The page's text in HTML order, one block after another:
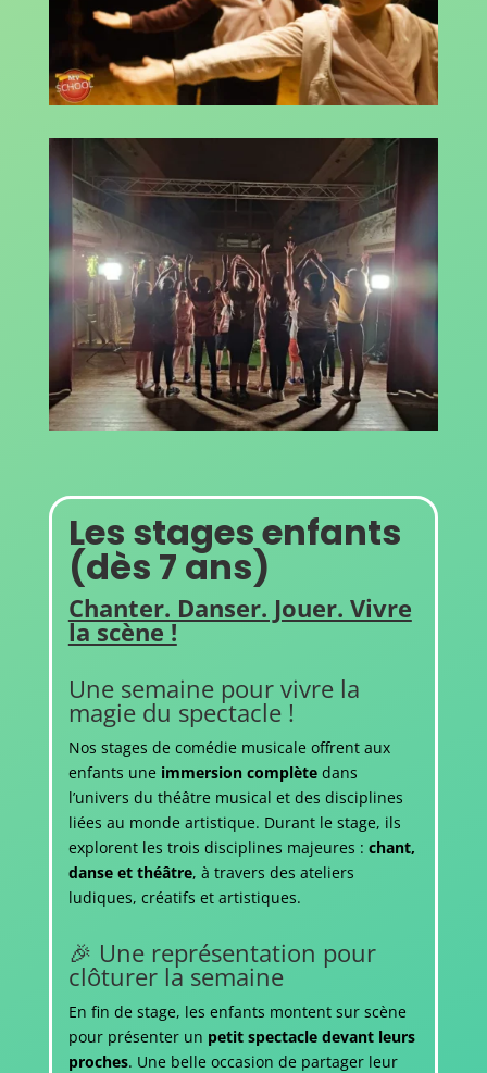
Les stages enfants
(dès 7 ans)
Chanter. Danser. Jouer. Vivre
la scène !
Une semaine pour vivre la
magie du spectacle !
Nos stages de comédie musicale offrent aux
enfants une immersion complètedans
l’univers du théâtre musical et des disciplines
liées au monde artistique. Durant le stage, ils
explorent les trois disciplines majeures : chant,
danse et théâtre, à travers des ateliers
ludiques, créatifs et artistiques.
🎉 Une représentation pour
clôturer la semaine
En fin de stage, les enfants montent sur scène
pour présenter un petit spectacle devant leurs
proches. Une belle occasion de partager leur